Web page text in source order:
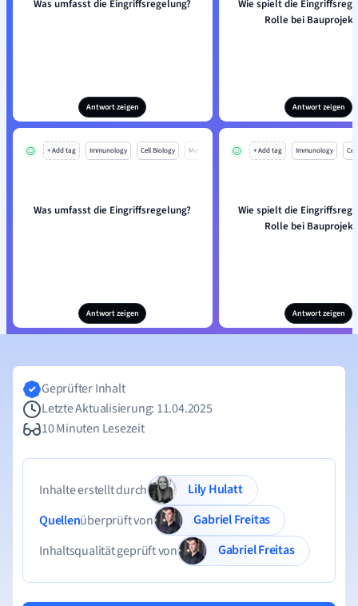
Was umfasst die Eingriffsregelung?
Antwort zeigen
Wie spielt die
Rolle bei
Antwort zeigen
+ Add tag Immunology Cell Biology Mo
Was umfasst die Eingriffsregelung?
Antwort zeigen
+ Add tag Immunology
Wie spielt die
Rolle bei
Antwort zeigen
Geprüfter Inhalt
Letzte Aktualisierung: 11.04.2025
10 Minuten Lesezeit
Inhalte erstellt durch
Lily Hulatt
Quellenüberprüft von
Gabriel Freitas
Inhaltsqualität geprüft von
Gabriel Freitas